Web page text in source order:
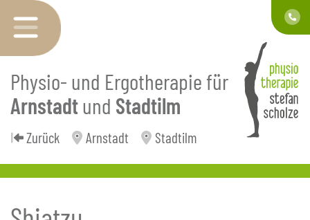
Physio- und Ergotherapie für
Arnstadtund Stadtilm
Zurück Arnstadt Stadtilm